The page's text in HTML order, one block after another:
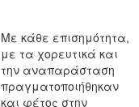
Με κάθε επισημότητα,
με τα χορευτικά και
την αναπαράσταση
πραγματοποιήθηκαν
και φέτος στην